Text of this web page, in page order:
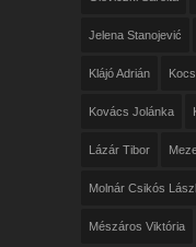
Jelena Stanojević
Klájó Adrián
Kovács Jolánka
Lázár Tibor
Molnár Csikós
Mészáros Viktória